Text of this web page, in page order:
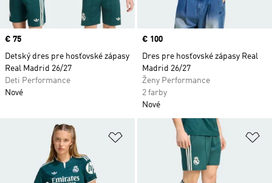
Price
€ 75
Detský dres pre hosťovské zápasy
Real Madrid 26/27
Deti Performance
Nové
Price
€ 100
Dres pre hosťovské zápasy Real
Madrid 26/27
Ženy Performance
2 farby
Nové
Pridať do zoznamu želaných